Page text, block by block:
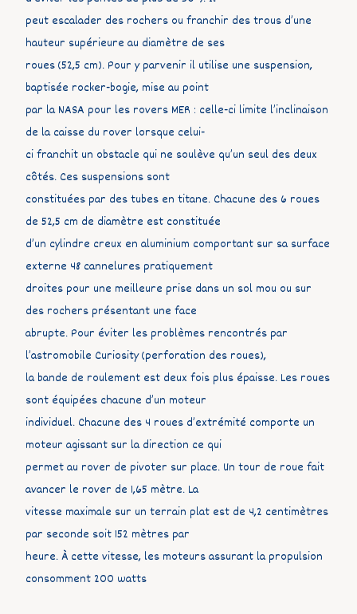
peut escalader des rochers ou franchir des trous d’une
hauteur supérieure au diamètre de ses
roues (52,5 cm). Pour y parvenir il utilise une suspension,
baptisée rocker-bogie, mise au point
par la NASA pour les rovers MER : celle-ci limite l’inclinaison
de la caisse du rover lorsque celui-
ci franchit un obstacle qui ne soulève qu’un seul des deux
côtés. Ces suspensions sont
constituées par des tubes en titane. Chacune des 6 roues
de 52,5 cm de diamètre est constituée
d’un cylindre creux en aluminium comportant sur sa surface
externe 48 cannelures pratiquement
droites pour une meilleure prise dans un sol mou ou sur
des rochers présentant une face
abrupte. Pour éviter les problèmes rencontrés par
l’astromobile Curiosity (perforation des roues),
la bande de roulement est deux fois plus épaisse. Les roues
sont équipées chacune d’un moteur
individuel. Chacune des 4 roues d’extrémité comporte un
moteur agissant sur la direction ce qui
permet au rover de pivoter sur place. Un tour de roue fait
avancer le rover de 1,65 mètre. La
vitesse maximale sur un terrain plat est de 4,2 centimètres
par seconde soit 152 mètres par
heure. À cette vitesse, les moteurs assurant la propulsion
consomment 200 watts